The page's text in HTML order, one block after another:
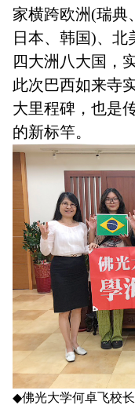
家横跨欧洲(瑞典
日本、韩国)、
四大洲八大国，
此次巴西如来寺
大里程碑，也是
的新标竿。
◆佛光大学何卓飞校